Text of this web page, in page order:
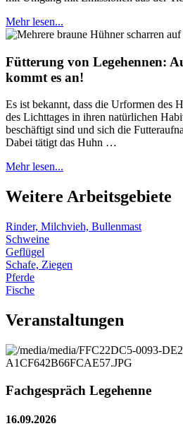
Mehr lesen...
Fütterung von Legehennen:
kommt es an!
Es ist bekannt, dass die Urformen des
des Lichttages in ihren natürlichen
beschäftigt sind und sich die
Dabei tätigt das Huhn …
Mehr lesen...
Weitere Arbeitsgebiete
Rinder, Milchvieh, Bullenmast
Schweine
Geflügel
Schafe, Ziegen
Pferde
Fische
Veranstaltungen
Fachgespräch Legehenne
16.09.2026